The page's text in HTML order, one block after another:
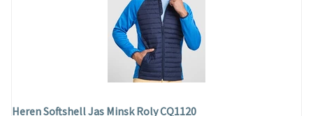
Heren Softshell Jas Minsk Roly CQ1120